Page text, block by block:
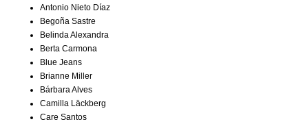
Antonio Nieto Díaz
Begoña Sastre
Belinda Alexandra
Berta Carmona
Blue Jeans
Brianne Miller
Bárbara Alves
Camilla Läckberg
Care Santos